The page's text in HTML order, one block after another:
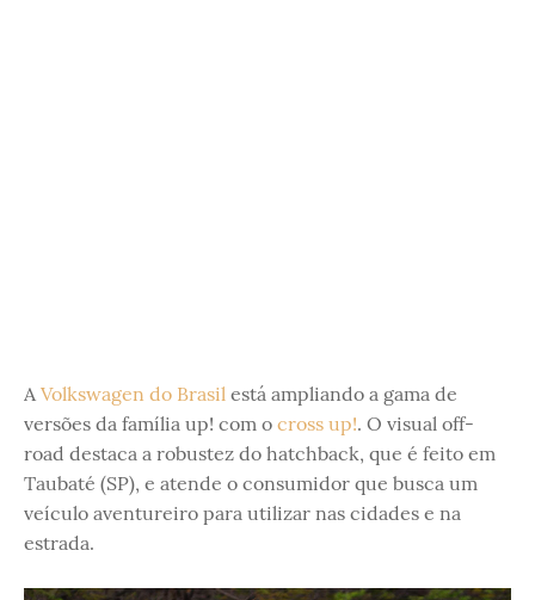
A Volkswagen do Brasil está ampliando a gama de
versões da família up! com o cross up!. O visual off-
road destaca a robustez do hatchback, que é feito em
Taubaté (SP), e atende o consumidor que busca um
veículo aventureiro para utilizar nas cidades e na
estrada.